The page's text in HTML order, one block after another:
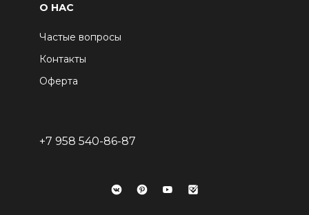
О НАС
Частые вопросы
Контакты
Оферта
+7 958 540-86-87